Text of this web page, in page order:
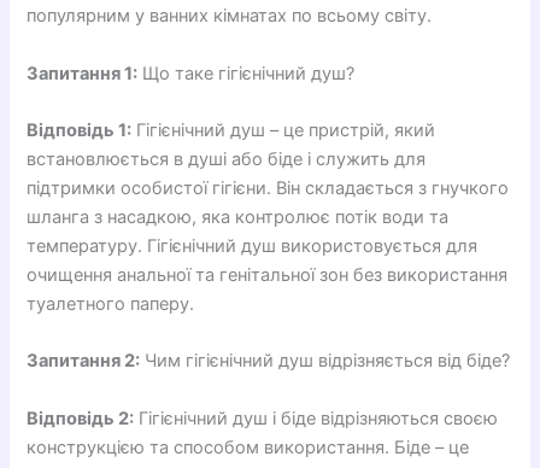
популярним у ванних кімнатах по всьому світу.
Запитання 1: Що таке гігієнічний душ?
Відповідь 1: Гігієнічний душ – це пристрій, який
встановлюється в душі або біде і служить для
підтримки особистої гігієни. Він складається з гнучкого
шланга з насадкою, яка контролює потік води та
температуру. Гігієнічний душ використовується для
очищення анальної та генітальної зон без використання
туалетного паперу.
Запитання 2: Чим гігієнічний душ відрізняється від біде?
Відповідь 2: Гігієнічний душ і біде відрізняються своєю
конструкцією та способом використання. Біде – це